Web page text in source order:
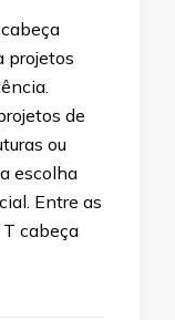
projetos
de
ou
escolha
Entre as
cabeça